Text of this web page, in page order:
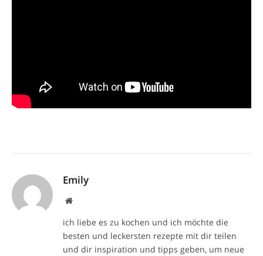
Emily
Website
ich liebe es zu kochen und ich möchte die
besten und leckersten rezepte mit dir teilen
und dir inspiration und tipps geben, um neue